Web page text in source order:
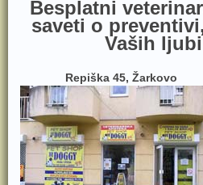
Besplatni
saveti o
Vaših
Repiška 45, Žarkovo